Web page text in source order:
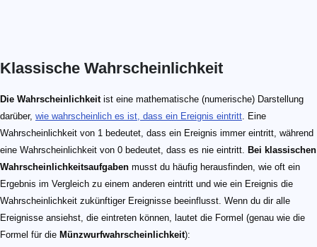
Klassische Wahrscheinlichkeit
Die Wahrscheinlichkeitist eine mathematische (numerische) Darstellung
darüber, wie wahrscheinlich es ist, dass ein Ereignis eintritt. Eine
Wahrscheinlichkeit von 1 bedeutet, dass ein Ereignis immer eintritt, während
eine Wahrscheinlichkeit von 0 bedeutet, dass es nie eintritt. Bei klassischen
Wahrscheinlichkeitsaufgaben musst du häufig herausfinden, wie oft ein
Ergebnis im Vergleich zu einem anderen eintritt und wie ein Ereignis die
Wahrscheinlichkeit zukünftiger Ereignisse beeinflusst. Wenn du dir alle
Ereignisse ansiehst, die eintreten können, lautet die Formel (genau wie die
Formel für die Münzwurfwahrscheinlichkeit):